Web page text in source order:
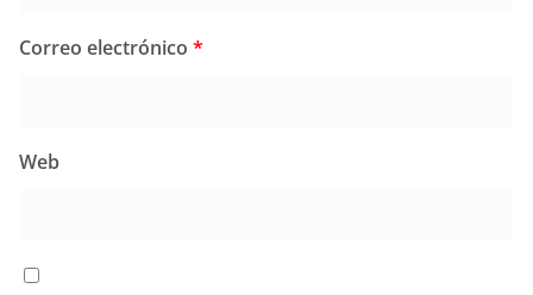
Correo electrónico *
Web